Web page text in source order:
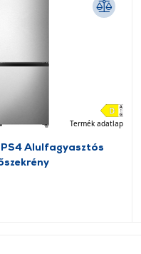
Termék adatlap
Alulfagyasztós